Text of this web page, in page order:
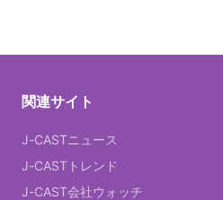
関連サイト
J-CASTニュース
J-CASTトレンド
J-CAST会社ウォッチ